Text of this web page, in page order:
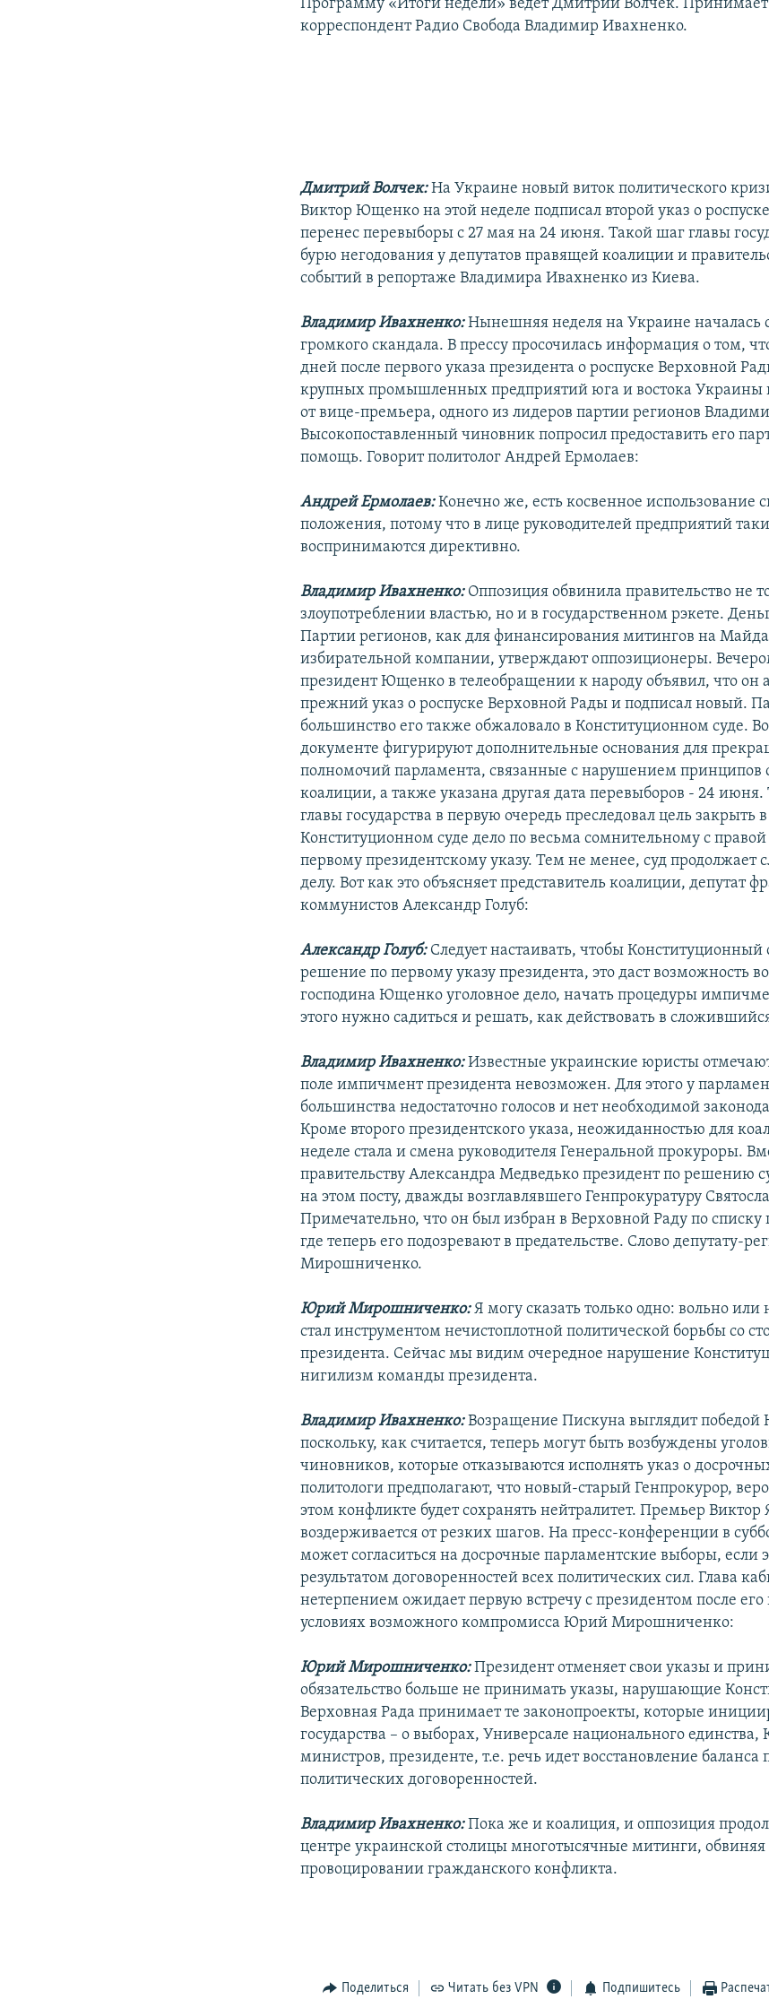
Программу «Итоги недели» ведет Дмитрий Волчек. Принимает
корреспондент Радио Свобода Владимир Ивахненко.
Дмитрий Волчек:На Украине новый виток политического
Виктор Ющенко на этой неделе подписал второй указ о
перенес перевыборы с 27 мая на 24 июня. Такой шаг главы
бурю негодования у депутатов правящей коалиции и
событий в репортаже Владимира Ивахненко из Киева.
Владимир Ивахненко:Нынешняя неделя на Украине началась
громкого скандала. В прессу просочилась информация о том,
дней после первого указа президента о роспуске Верховной
крупных промышленных предприятий юга и востока Украины
от вице-премьера, одного из лидеров партии регионов
Высокопоставленный чиновник попросил предоставить его
помощь. Говорит политолог Андрей Ермолаев:
Андрей Ермолаев:Конечно же, есть косвенное использование
положения, потому что в лице руководителей предприятий
воспринимаются директивно.
Владимир Ивахненко: Оппозиция обвинила правительство не
злоупотреблении властью, но и в государственном рэкете.
Партии регионов, как для финансирования митингов на
избирательной компании, утверждают оппозиционеры.
президент Ющенко в телеобращении к народу объявил, что он
прежний указ о роспуске Верховной Рады и подписал новый.
большинство его также обжаловало в Конституционном суде.
документе фигурируют дополнительные основания для
полномочий парламента, связанные с нарушением принципов
коалиции, а также указана другая дата перевыборов - 24
главы государства в первую очередь преследовал цель закрыть в
Конституционном суде дело по весьма сомнительному с
первому президентскому указу. Тем не менее, суд продолжает
делу. Вот как это объясняет представитель коалиции, депутат
коммунистов Александр Голуб:
Александр Голуб:Следует настаивать, чтобы Конституционный
решение по первому указу президента, это даст возможность
господина Ющенко уголовное дело, начать процедуры
этого нужно садиться и решать, как действовать в
Владимир Ивахненко:Известные украинские юристы
поле импичмент президента невозможен. Для этого у
большинства недостаточно голосов и нет необходимой
Кроме второго президентского указа, неожиданностью для
неделе стала и смена руководителя Генеральной прокуроры.
правительству Александра Медведько президент по решению
на этом посту, дважды возглавлявшего Генпрокуратуру
Примечательно, что он был избран в Верховной Раду по списку
где теперь его подозревают в предательстве. Слово депутату-
Мирошниченко.
Юрий Мирошниченко:Я могу сказать только одно: вольно
стал инструментом нечистоплотной политической борьбы со
президента. Сейчас мы видим очередное нарушение
нигилизм команды президента.
Владимир Ивахненко:Возращение Пискуна выглядит
поскольку, как считается, теперь могут быть возбуждены
чиновников, которые отказываются исполнять указ о
политологи предполагают, что новый-старый Генпрокурор,
этом конфликте будет сохранять нейтралитет. Премьер Виктор
воздерживается от резких шагов. На пресс-конференции в
может согласиться на досрочные парламентские выборы, если
результатом договоренностей всех политических сил. Глава
нетерпением ожидает первую встречу с президентом после его
условиях возможного компромисса Юрий Мирошниченко:
Юрий Мирошниченко:Президент отменяет свои указы и
обязательство больше не принимать указы, нарушающие
Верховная Рада принимает те законопроекты, которые
государства – о выборах, Универсале национального единства,
министров, президенте, т.е. речь идет восстановление баланса
политических договоренностей.
Владимир Ивахненко:Пока же и коалиция, и оппозиция
центре украинской столицы многотысячные митинги, обвиняя
провоцировании гражданского конфликта.
Поделиться Читать без VPN Подпишитесь